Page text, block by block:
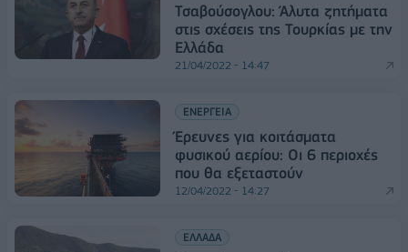
Τσαβούσογλου: Άλυτα ζητήματα
στις σχέσεις της Τουρκίας με την
Ελλάδα
21/04/2022 - 14:47
ΕΝΕΡΓΕΙΑ
Έρευνες για κοιτάσματα
φυσικού αερίου: Οι 6 περιοχές
που θα εξεταστούν
12/04/2022 - 14:27
ΕΛΛΑΔΑ